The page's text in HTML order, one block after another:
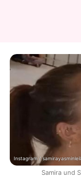
Instagram /
Samira und